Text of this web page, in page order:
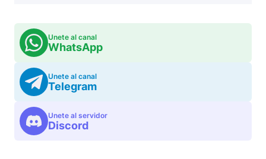
Unete al canal
WhatsApp
Unete al canal
Telegram
Unete al servidor
Discord